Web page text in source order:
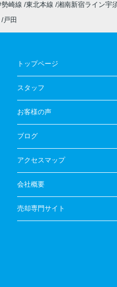
崎線 東北本線 湘南新宿ライン宇
戸田
トップページ
スタッフ
お客様の声
ブログ
アクセスマップ
会社概要
売却専門サイト